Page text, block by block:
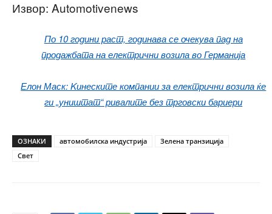
Извор: Automotivenews
По 10 години раст, годинава се очекува пад на
продажбата на електрични возила во Германија
Елон Маск: Kинеските компании за електрични возила ќе
ги „уништат“ ривалите без трговски бариери
ОЗНАКИ автомобилска индустрија
Зелена транзиција
Свет